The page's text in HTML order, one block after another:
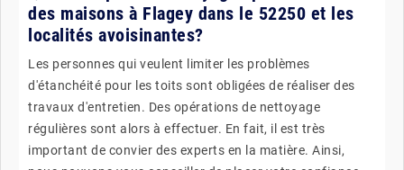
des maisons à Flagey dans le 52250 et les
localités avoisinantes?
Les personnes qui veulent limiter les problèmes
d'étanchéité pour les toits sont obligées de réaliser des
travaux d'entretien. Des opérations de nettoyage
régulières sont alors à effectuer. En fait, il est très
important de convier des experts en la matière. Ainsi,